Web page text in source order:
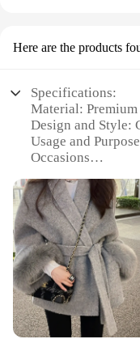
Here are the products
Specifications:
Material: Premium
Design and Style:
Usage and
Occasions
Comfort
Shape or Size or
Multiple Sizes and
Parts and
Matching
Features:
**Unmatched
Crafted from the
na rekawach